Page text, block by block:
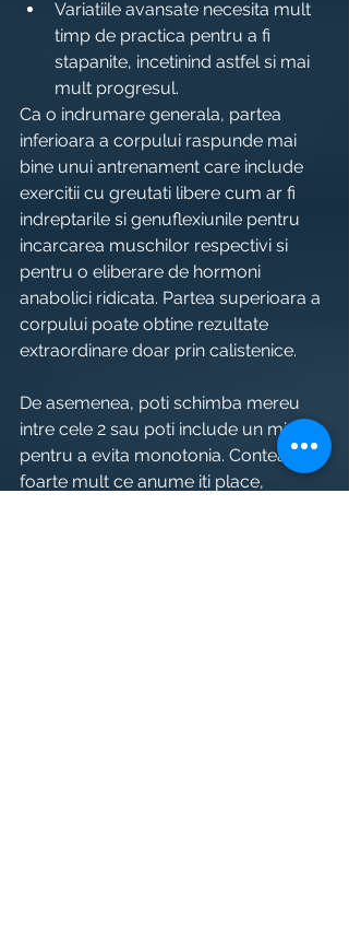
Variatiile avansate necesita mult
timp de practica pentru a fi
stapanite, incetinind astfel si mai
mult progresul.
Ca o indrumare generala, partea
inferioara a corpului raspunde mai
bine unui antrenament care include
exercitii cu greutati libere cum ar fi
indreptarile si genuflexiunile pentru
incarcarea muschilor respectivi si
pentru o eliberare de hormoni
anabolici ridicata. Partea superioara a
corpului poate obtine rezultate
extraordinare doar prin calistenice.
De asemenea, poti schimba mereu
intre cele 2 sau poti include un mix
pentru a evita monotonia. Conteaza
foarte mult ce anume iti place,